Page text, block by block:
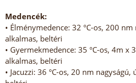
Medencék:
• Élménymedence: 32 °C-os, 200 nm
alkalmas, beltéri
• Gyermekmedence: 35 °C-os, 4m x
alkalmas, beltéri
• Jacuzzi: 36 °C-os, 20 nm